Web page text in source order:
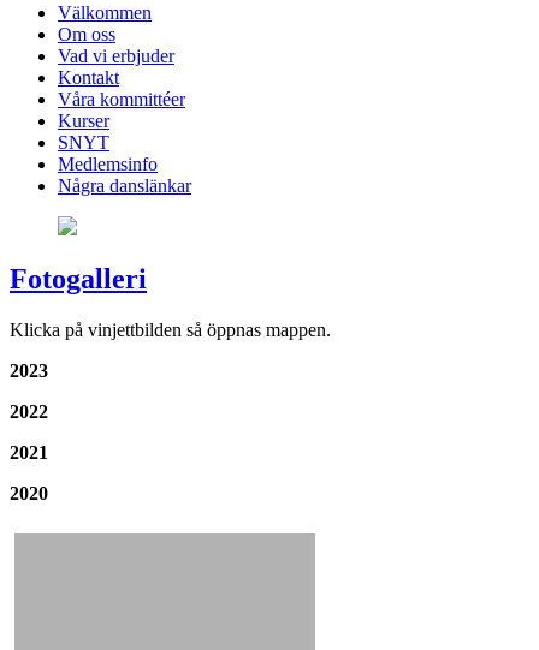
Välkommen
Om oss
Vad vi erbjuder
Kontakt
Våra kommittéer
Kurser
SNYT
Medlemsinfo
Några danslänkar
Fotogalleri
Klicka på vinjettbilden så öppnas mappen.
2023
2022
2021
2020